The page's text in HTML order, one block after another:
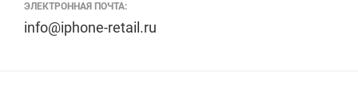
ЭЛЕКТРОННАЯ ПОЧТА:
info@iphone-retail.ru